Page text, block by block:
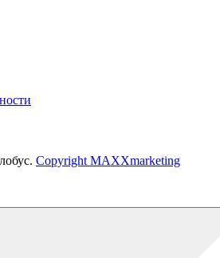
Copyright MAXXmarketing